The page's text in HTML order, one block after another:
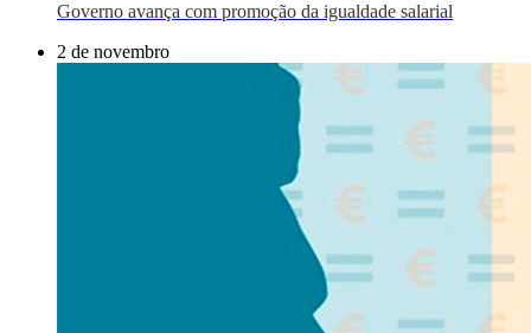
Governo avança com promoção da igualdade salarial
2 de novembro